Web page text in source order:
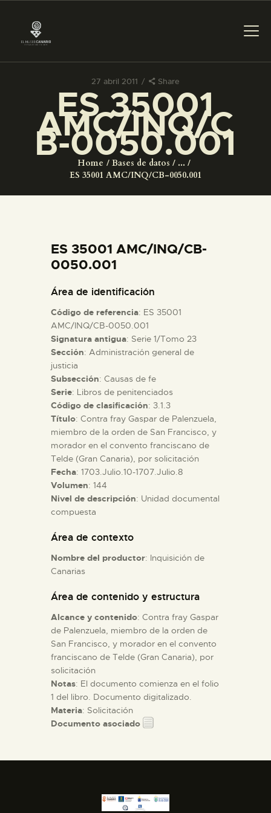
27 abril 2011 Share
ES 35001
AMC/INQ/C
B-0050.001
Home Bases de datos
...
ES 35001 AMC/INQ/CB-0050.001
PREPARAR LA VISITA
ACTIVIDADES
COLECCIONES
ESPAÑOL
PREPARAR LA VISITA
ACTIVIDADES
█
EL MUSEO
COLECCIONES
DIDÁCTICA
ESPAÑOL
ES 35001 AMC/INQ/CB-
0050.001
Área de identificación
Código de referencia: ES 35001
AMC/INQ/CB-0050.001
Signatura antigua: Serie 1/Tomo 23
Sección: Administración general de
justicia
Subsección: Causas de fe
Serie: Libros de penitenciados
Código de clasificación: 3.1.3
Título: Contra fray Gaspar de Palenzuela,
miembro de la orden de San Francisco, y
morador en el convento franciscano de
Telde (Gran Canaria), por solicitación
Fecha: 1703.Julio.10-1707.Julio.8
Volumen: 144
Nivel de descripción: Unidad documental
compuesta
Área de contexto
Nombre del productor: Inquisición de
Canarias
Área de contenido y estructura
Alcance y contenido: Contra fray Gaspar
de Palenzuela, miembro de la orden de
San Francisco, y morador en el convento
franciscano de Telde (Gran Canaria), por
solicitación
Notas: El documento comienza en el folio
1 del libro. Documento digitalizado.
Materia: Solicitación
Documento asociado